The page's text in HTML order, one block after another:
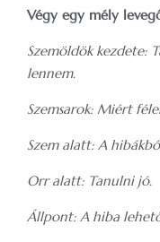
Végy egy mély
Szemöldök kezdete:
lennem.
Szemsarok: Miért
Szem alatt: A
Orr alatt: Tanulni jó.
Állpont: A hiba